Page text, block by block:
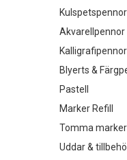
Kulspetspennor
Akvarellpennor
Kalligrafipennor
Blyerts &
Pastell
Marker Refill
Tomma
Uddar &